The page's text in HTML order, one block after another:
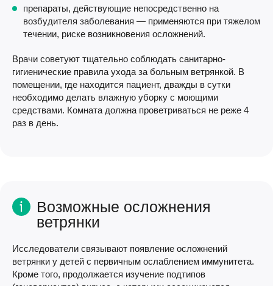
препараты, действующие непосредственно на
возбудителя заболевания — применяются при тяжелом
течении, риске возникновения осложнений.
Врачи советуют тщательно соблюдать санитарно-
гигиенические правила ухода за больным ветрянкой. В
помещении, где находится пациент, дважды в сутки
необходимо делать влажную уборку с моющими
средствами. Комната должна проветриваться не реже 4
раз в день.
Возможные осложнения
ветрянки
Исследователи связывают появление осложнений
ветрянки у детей с первичным ослаблением иммунитета.
Кроме того, продолжается изучение подтипов